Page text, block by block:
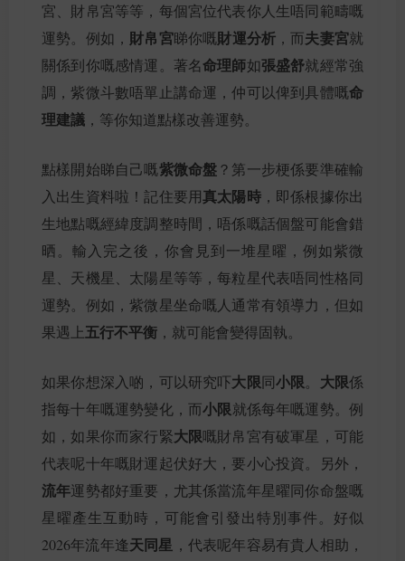
宮、財帛宮等等，每個宮位代表你人生唔同範疇嘅
運勢。例如， 財帛宮睇你嘅財運分析 ，而夫妻宮就
關係到你嘅感情運。著名命理師如張盛舒就經常強
調，紫微斗數唔單止講命運，仲可以俾到具體嘅命
理建議 ，等你知道點樣改善運勢。
點樣開始睇自己嘅紫微命盤？第一步梗係要準確輸
入出生資料啦！記住要用真太陽時，即係根據你出
生地點嘅經緯度調整時間，唔係嘅話個盤可能會錯
晒。輸入完之後，你會見到一堆星曜，例如紫微
星、天機星、太陽星等等，每粒星代表唔同性格同
運勢。例如，紫微星坐命嘅人通常有領導力，但如
果遇上五行不平衡 ，就可能會變得固執。
如果你想深入啲，可以研究吓大限同小限。 大限係
指每十年嘅運勢變化，而小限就係每年嘅運勢。例
如，如果你而家行緊大限嘅財帛宮有破軍星，可能
代表呢十年嘅財運起伏好大，要小心投資。另外，
流年運勢都好重要，尤其係當流年星曜同你命盤嘅
星曜產生互動時，可能會引發出特別事件。好似
2026年流年逢天同星 ，代表呢年容易有貴人相助，